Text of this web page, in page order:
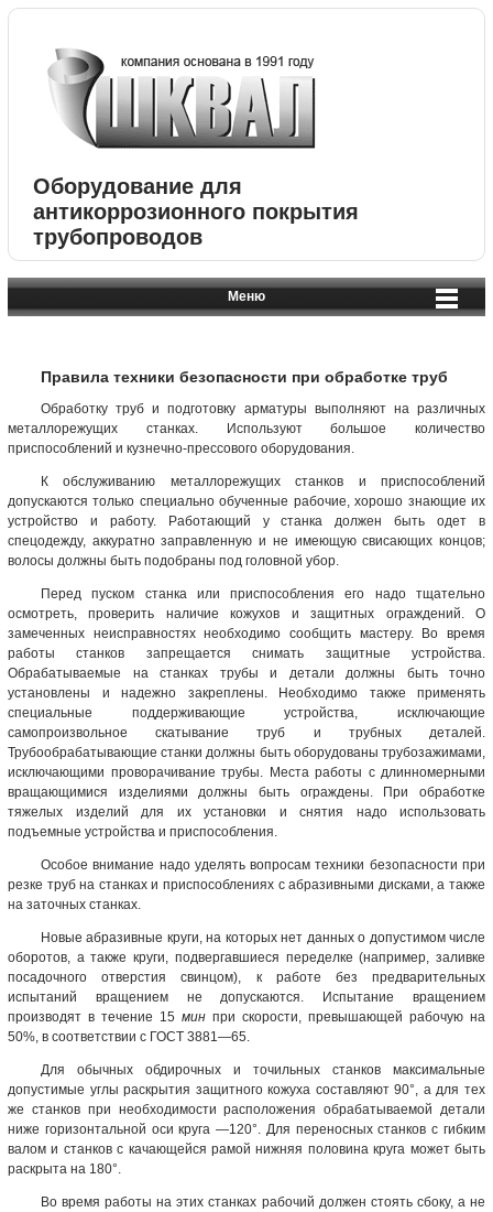
Оборудование для
антикоррозионного покрытия
трубопроводов
Меню
Правила техники безопасности при обработке труб
Обработку труб и подготовку арматуры выполняют на различных
металлорежущих станках. Используют большое количество
приспособлений и кузнечно-прессового оборудования.
К обслуживанию металлорежущих станков и приспособлений
допускаются только специально обученные рабочие, хорошо знающие их
устройство и работу. Работающий у станка должен быть одет в
спецодежду, аккуратно заправленную и не имеющую свисающих концов;
волосы должны быть подобраны под головной убор.
Перед пуском станка или приспособления его надо тщательно
осмотреть, проверить наличие кожухов и защитных ограждений. О
замеченных неисправностях необходимо сообщить мастеру. Во время
работы станков запрещается снимать защитные устройства.
Обрабатываемые на станках трубы и детали должны быть точно
установлены и надежно закреплены. Необходимо также применять
специальные поддерживающие устройства, исключающие
самопроизвольное скатывание труб и трубных деталей.
Трубообрабатывающие станки должны быть оборудованы трубозажимами,
исключающими проворачивание трубы. Места работы с длинномерными
вращающимися изделиями должны быть ограждены. При обработке
тяжелых изделий для их установки и снятия надо использовать
подъемные устройства и приспособления.
Особое внимание надо уделять вопросам техники безопасности при
резке труб на станках и приспособлениях с абразивными дисками, а также
на заточных станках.
Новые абразивные круги, на которых нет данных о допустимом числе
оборотов, а также круги, подвергавшиеся переделке (например, заливке
посадочного отверстия свинцом), к работе без предварительных
испытаний вращением не допускаются. Испытание вращением
производят в течение 15 мин при скорости, превышающей рабочую на
50%, в соответствии с ГОСТ 3881—65.
Для обычных обдирочных и точильных станков максимальные
допустимые углы раскрытия защитного кожуха составляют 90°, а для тех
же станков при необходимости расположения обрабатываемой детали
ниже горизонтальной оси круга —120°. Для переносных станков с гибким
валом и станков с качающейся рамой нижняя половина круга может быть
раскрыта на 180°.
Во время работы на этих станках рабочий должен стоять сбоку, а не